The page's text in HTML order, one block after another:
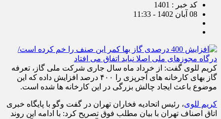
کد خبر : 1401
08 آبان 1402 - 11:33
کریم للوی گفت: از خرداد ماه سال جاری شرکت ملی گاز، تعرفه
گاز بهای کارخانه های آجرپزی را ۴۰۰ درصد افزایش داده که این
موضوع باعث ایجاد چالش بزرگی در این کارخانه ها شده است.
کریم للوی، رئیس اتحادیه فخاران تهران در گفت وگو با پایگاه خبری
اتاق اصناف تهران با بیان مطلب فوق تصریح کرد: با ادامه این روند